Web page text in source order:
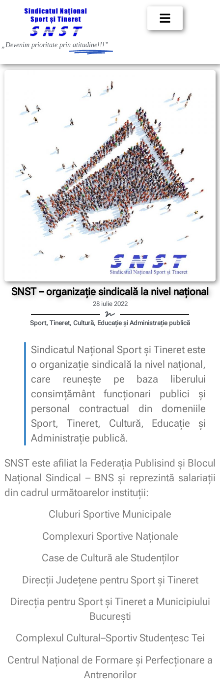
„Devenim prioritate prin atitudine!!!”
SNST – organizație sindicală la nivel național
28 iulie 2022
Sport, Tineret, Cultură, Educație și Administrație publică
Sindicatul Național Sport și Tineret este
o organizaţie sindicală la nivel național,
care reuneşte pe baza liberului
consimţământ funcționari publici și
personal contractual din domeniile
Sport, Tineret, Cultură, Educație și
Administrație publică.
SNST este afiliat la Federația Publisind și Blocul
Național Sindical – BNS și reprezintă salariații
din cadrul următoarelor instituții:
Cluburi Sportive Municipale
Complexuri Sportive Naționale
Case de Cultură ale Studenților
Direcții Județene pentru Sport și Tineret
Direcția pentru Sport și Tineret a Municipiului
București
Complexul Cultural–Sportiv Studențesc Tei
Centrul Național de Formare și Perfecționare a
Antrenorilor